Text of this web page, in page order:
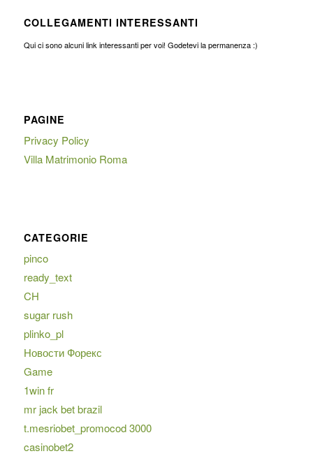
COLLEGAMENTI INTERESSANTI
Qui ci sono alcuni link interessanti per voi! Godetevi la permanenza :)
PAGINE
Privacy Policy
Villa Matrimonio Roma
CATEGORIE
pinco
ready_text
CH
sugar rush
plinko_pl
Новости Форекс
Game
1win fr
mr jack bet brazil
t.mesriobet_promocod 3000
casinobet2